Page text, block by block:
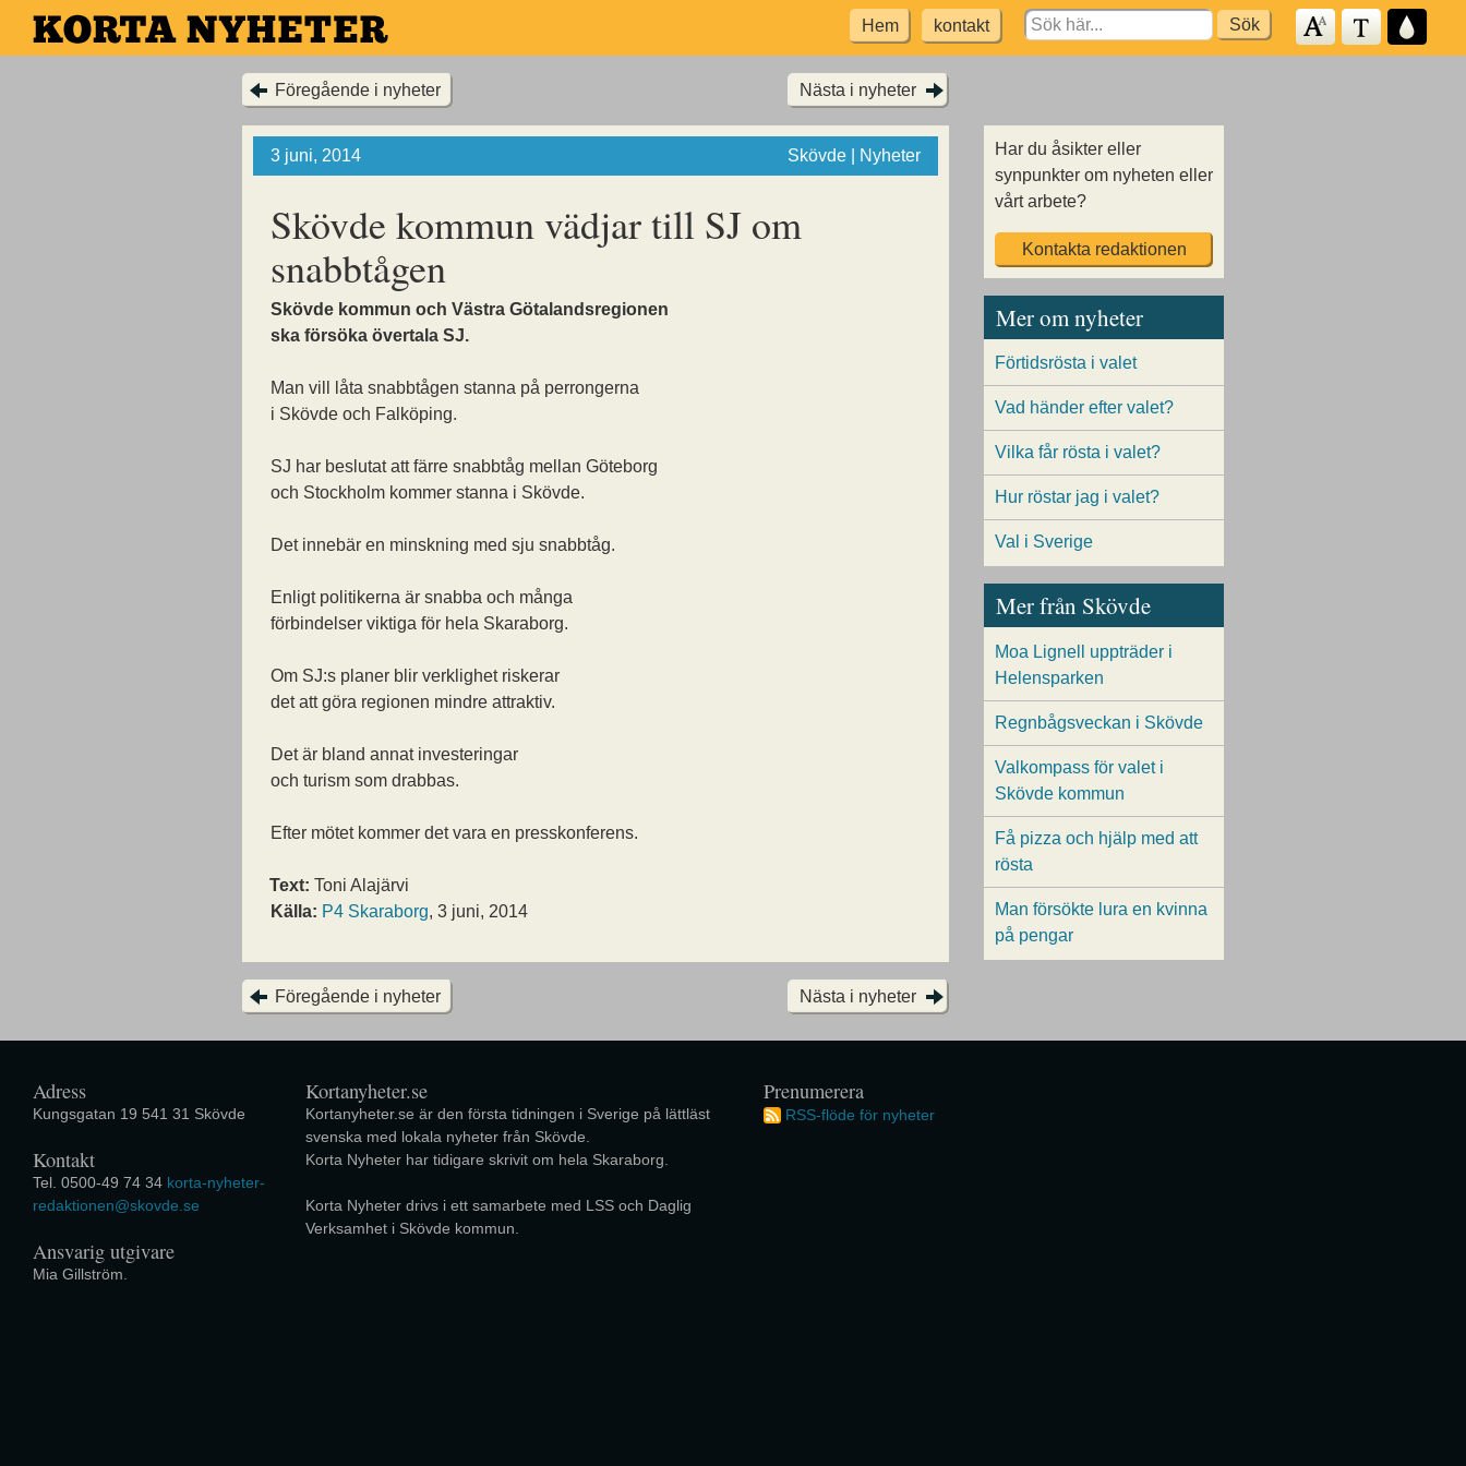
Hoppa
till
Hem kontakt
Search
for:
Föregående i nyheter Nästa i nyheter
3 juni, 2014 Skövde | Nyheter
Skövde kommun vädjar till SJ om
snabbtågen
Skövde kommun och Västra Götalandsregionen
ska försöka övertala SJ.
Man vill låta snabbtågen stanna på perrongerna
i Skövde och Falköping.
SJ har beslutat att färre snabbtåg mellan Göteborg
och Stockholm kommer stanna i Skövde.
Det innebär en minskning med sju snabbtåg.
Enligt politikerna är snabba och många
förbindelser viktiga för hela Skaraborg.
Om SJ:s planer blir verklighet riskerar
det att göra regionen mindre attraktiv.
Det är bland annat investeringar
och turism som drabbas.
Efter mötet kommer det vara en presskonferens.
Text: Toni Alajärvi
Källa: P4 Skaraborg, 3 juni, 2014
Föregående i nyheter Nästa i nyheter
Har du åsikter eller
synpunkter om nyheten eller
vårt arbete?
Kontakta redaktionen
Mer om nyheter
Förtidsrösta i valet
Vad händer efter valet?
Vilka får rösta i valet?
Hur röstar jag i valet?
Val i Sverige
Mer från Skövde
Moa Lignell uppträder i
Helensparken
Regnbågsveckan i Skövde
Valkompass för valet i
Skövde kommun
Få pizza och hjälp med att
rösta
Man försökte lura en kvinna
på pengar
Adress
Kungsgatan 19 541 31 Skövde
Kontakt
Tel. 0500-49 74 34 korta-nyheter-
redaktionen@skovde.se
Ansvarig utgivare
Mia Gillström.
Kortanyheter.se
Kortanyheter.se är den första tidningen i Sverige på lättläst
svenska med lokala nyheter från Skövde.
Korta Nyheter har tidigare skrivit om hela Skaraborg.
Korta Nyheter drivs i ett samarbete med LSS och Daglig
Verksamhet i Skövde kommun.
Prenumerera
RSS-flöde för nyheter